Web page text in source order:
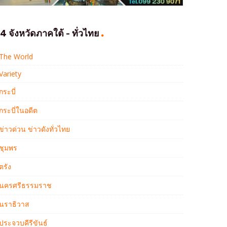
จังหวัดภาคใต้ - ทั่วไทย
World
ระบี่
ระบี่ในอดีต
าวด่วน ข่าวดังทั่วไทย
มพร
รัง
ครศรีธรรมราช
ราธิวาส
ระจวบคีรีขันธ์